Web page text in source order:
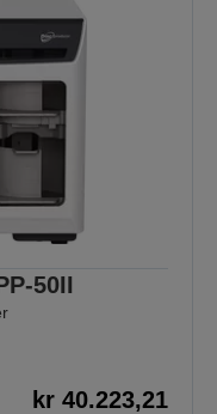
50II
kr 40.223,21